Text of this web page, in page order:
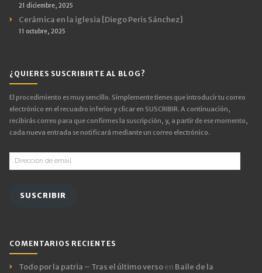
21 diciembre, 2025
Cerámica en la iglesia [Diego Peris Sánchez]
11 octubre, 2025
¿QUIERES SUSCRIBIRTE AL BLOG?
El procedimiento es muy sencillo. Simplemente tienes que introducir tu correo
electrónico en el recuadro inferior y clicar en SUSCRIBIR. A continuación,
recibirás correo para que confirmes la suscripción, y, a partir de ese momento,
cada nueva entrada se notificará mediante un correo electrónico.
Dirección
de
SUSCRIBIR
COMENTARIOS RECIENTES
Todo por la patria – Tras el último versoen Baile de la